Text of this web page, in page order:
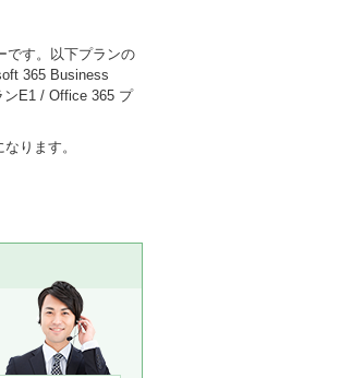
です。以下プランの
365 Business
E1 / Office 365 プ
ります。